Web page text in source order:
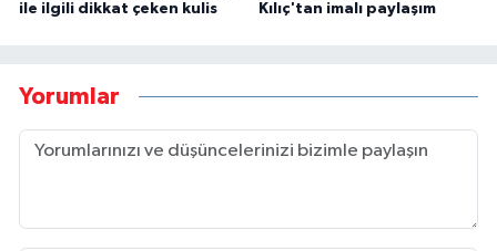
ile ilgili dikkat çeken kulis
Kılıç'tan imalı paylaşım
Yorumlar